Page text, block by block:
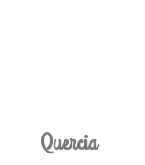
Quercia